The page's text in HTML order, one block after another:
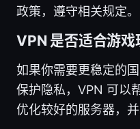
政策，遵守相关规定。
VPN 是否适合游戏
如果你需要更稳定的
保护隐私，VPN 可以
优化较好的服务器，